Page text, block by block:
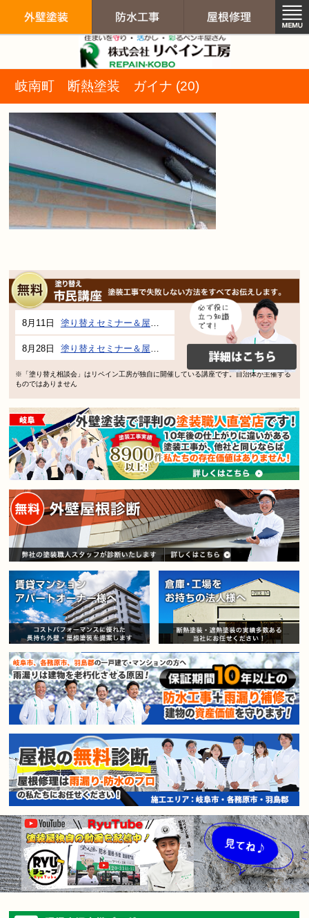
岐南町 断熱塗装 ガイナ (20)
8月11日 塗り替えセミナー＆屋根、外壁の塗り替え市民講座 inぎふメディアコスモス
8月28日 塗り替えセミナー＆屋根、外壁の塗り替え市民講座 inぎふメディアコスモス
※「塗り替え相談会」はリペイン工房が独自に開催している講座です。自治体が主催する
ものではありません
賃貸マンション・アパートオー